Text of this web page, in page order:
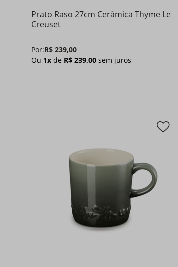
Prato Raso 27cm Cerâmica Thyme Le
Creuset
Por:R$ 239,00
Ou 1x de R$ 239,00 sem juros